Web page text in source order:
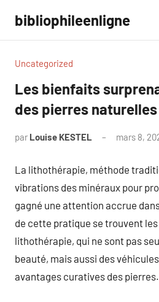
contenu
bibliophileenligne
Uncategorized
Les bienfaits
des pierres naturelles
par Louise KESTEL mars 8,
La lithothérapie, méthode
vibrations des minéraux pour
gagné une attention accrue
de cette pratique se trouvent
lithothérapie, qui ne sont pas
beauté, mais aussi des
avantages curatives des pierres.